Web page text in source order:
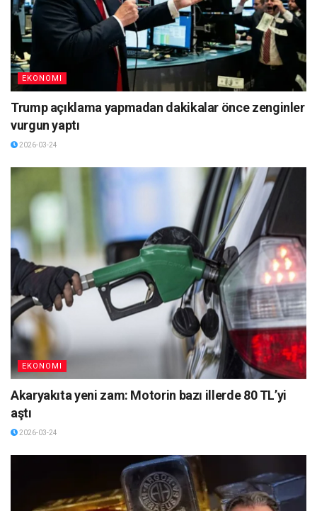
EKONOMI
Trump açıklama yapmadan dakikalar önce zenginler
vurgun yaptı
2026-03-24
EKONOMI
Akaryakıta yeni zam: Motorin bazı illerde 80 TL’yi
aştı
2026-03-24